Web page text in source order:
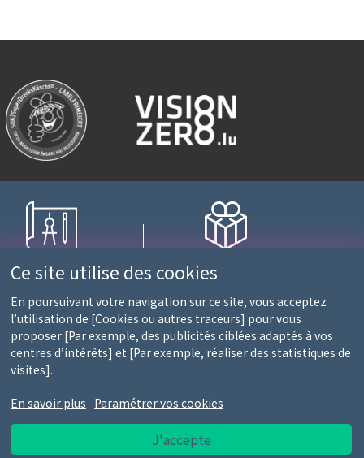
sur mesure
une équipe d'experts
Fidélité récompensée
1 point = 10€ d'achats
et 13h30-18h)
d'utilisation Notice RGPD
Ce site utilise des cookies
En poursuivant votre navigation sur ce site, vous acceptez
l’utilisation de [Cookies ou autres traceurs] pour vous
proposer [Par exemple, des publicités ciblées adaptés à vos
centres d’intérêts] et [Par exemple, réaliser des statistiques de
visites].
En savoir plus Paramétrer vos cookies
J'accepte